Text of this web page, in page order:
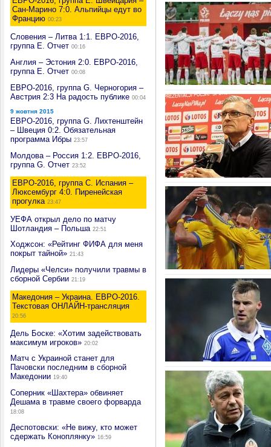
Сан-Марино 7:0. Альпийцы едут во
Францию 00:23
Словения – Литва 1:1. ЕВРО-2016,
группа E. Отчет 00:16
Англия – Эстония 2:0. ЕВРО-2016,
группа E. Отчет 00:08
ЕВРО-2016, группа G. Черногория –
Австрия 2:3 На радость публике 00:04
9 жовтня 2015
ЕВРО-2016, группа G. Лихтенштейн
– Швеция 0:2. Обязательная
программа Ибры 23:57
Молдова – Россия 1:2. ЕВРО-2016,
группа G. Отчет 23:52
ЕВРО-2016, группа С. Испания –
Люксембург 4:0. Пиренейская
прогулка 23:47
УЕФА открыл дело по матчу
Шотландия – Польша 22:51
Ходжсон: «Рейтинг ФИФА для меня
покрыт тайной» 21:43
Лидеры «Челси» получили травмы в
сборной Сербии 21:19
Македония – Украина. ЕВРО-2016.
Текстовая ОНЛАЙН-трансляция
20:56
Дель Боске: «Хотим задействовать
максимум игроков» 20:02
Матч с Украиной станет для
Пачовски последним в сборной
Македонии 19:40
Соперник «Шахтера» обвиняет
Дешама в травме своего форварда
18:08
Деспотовски: «Не вижу, кто может
сдержать Коноплянку» 16:59